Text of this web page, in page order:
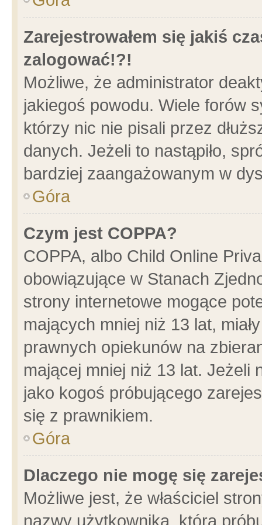
Zarejestrowałem się jakiś
zalogować!?!
Możliwe, że administrator
jakiegoś powodu. Wiele forów
którzy nic nie pisali przez
danych. Jeżeli to nastąpiło,
bardziej zaangażowanym w
Góra
Czym jest COPPA?
COPPA, albo Child Online
obowiązujące w Stanach
strony internetowe mogące
mających mniej niż 13 lat,
prawnych opiekunów na
mającej mniej niż 13 lat. Jeżeli
jako kogoś próbującego
się z prawnikiem.
Góra
Dlaczego nie mogę się
Możliwe jest, że właściciel
nazwy użytkownika, którą